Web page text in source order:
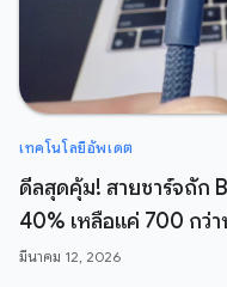
เทคโนโลยีอัพเดต
ดีลสุดคุ้ม! สายชาร์จถัก
40% เหลือแค่ 700 กว่
สบายกระเป๋า
มีนาคม 12, 2026